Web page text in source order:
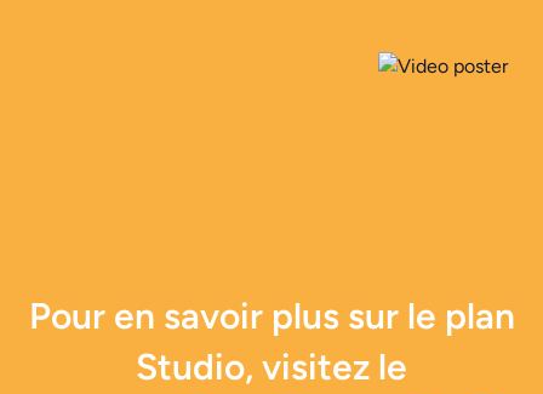
Pour en savoir plus sur le plan
Studio, visitez le